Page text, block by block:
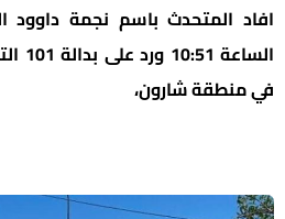
افاد المتحدث باسم نجمة داوود
الساعة
في منطقة شارون،